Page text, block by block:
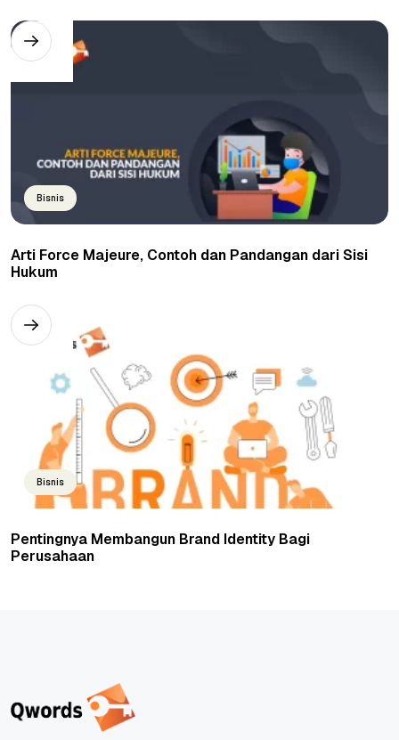
Bisnis
Arti Force Majeure, Contoh dan Pandangan dari Sisi
Hukum
Bisnis
Pentingnya Membangun Brand Identity Bagi
Perusahaan